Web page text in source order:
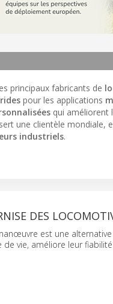
principaux fabricants de
pour les applications
qui améliorent
une clientèle mondiale,
industriels.
DES
est une
vie, améliore leur